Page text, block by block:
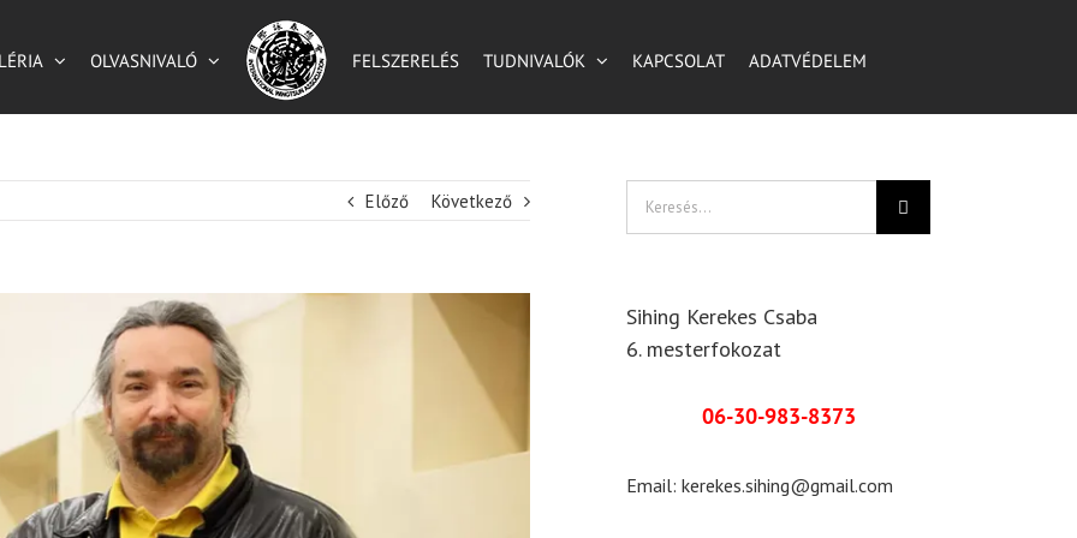
OLVASNIVALÓ FELSZERELÉS TUDNIVALÓK KAPCSOLAT ADATVÉDELEM
Előző Következő
Sihing Kerekes Csaba
6. mesterfokozat
06-30-983-8373
Email: kerekes.sihing@gmail.com